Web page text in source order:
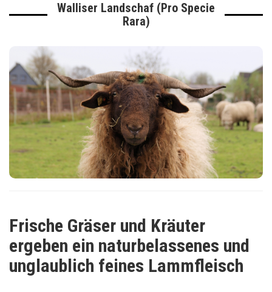
Walliser Landschaf (Pro Specie
Rara)
Frische Gräser und Kräuter
ergeben ein naturbelassenes und
unglaublich feines Lammfleisch